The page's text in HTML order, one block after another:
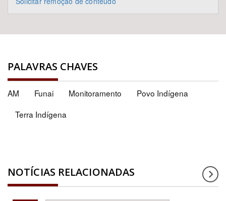
PALAVRAS CHAVES
AM Funai Monitoramento
Povo Indígena
Terra Indígena
NOTÍCIAS RELACIONADAS